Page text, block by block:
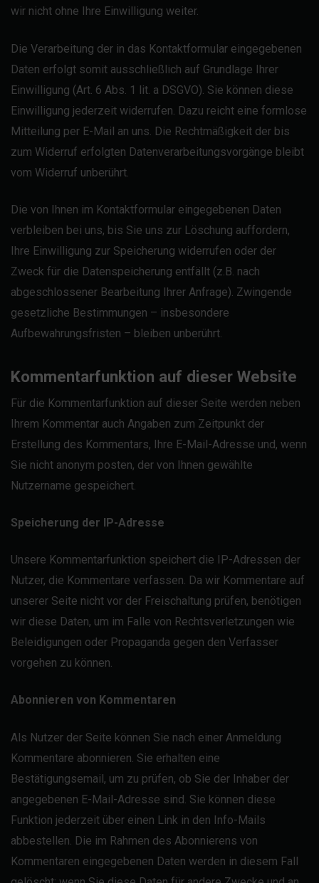
wir nicht ohne Ihre Einwilligung weiter.
Die Verarbeitung der in das Kontaktformular eingegebenen
Daten erfolgt somit ausschließlich auf Grundlage Ihrer
Einwilligung (Art. 6 Abs. 1 lit. a DSGVO). Sie können diese
Einwilligung jederzeit widerrufen. Dazu reicht eine formlose
Mitteilung per E-Mail an uns. Die Rechtmäßigkeit der bis
zum Widerruf erfolgten Datenverarbeitungsvorgänge bleibt
vom Widerruf unberührt.
Die von Ihnen im Kontaktformular eingegebenen Daten
verbleiben bei uns, bis Sie uns zur Löschung auffordern,
Ihre Einwilligung zur Speicherung widerrufen oder der
Zweck für die Datenspeicherung entfällt (z.B. nach
abgeschlossener Bearbeitung Ihrer Anfrage). Zwingende
gesetzliche Bestimmungen – insbesondere
Aufbewahrungsfristen – bleiben unberührt.
Kommentarfunktion auf dieser Website
Für die Kommentarfunktion auf dieser Seite werden neben
Ihrem Kommentar auch Angaben zum Zeitpunkt der
Erstellung des Kommentars, Ihre E-Mail-Adresse und, wenn
Sie nicht anonym posten, der von Ihnen gewählte
Nutzername gespeichert.
Speicherung der IP-Adresse
Unsere Kommentarfunktion speichert die IP-Adressen der
Nutzer, die Kommentare verfassen. Da wir Kommentare auf
unserer Seite nicht vor der Freischaltung prüfen, benötigen
wir diese Daten, um im Falle von Rechtsverletzungen wie
Beleidigungen oder Propaganda gegen den Verfasser
vorgehen zu können.
Abonnieren von Kommentaren
Als Nutzer der Seite können Sie nach einer Anmeldung
Kommentare abonnieren. Sie erhalten eine
Bestätigungsemail, um zu prüfen, ob Sie der Inhaber der
angegebenen E-Mail-Adresse sind. Sie können diese
Funktion jederzeit über einen Link in den Info-Mails
abbestellen. Die im Rahmen des Abonnierens von
Kommentaren eingegebenen Daten werden in diesem Fall